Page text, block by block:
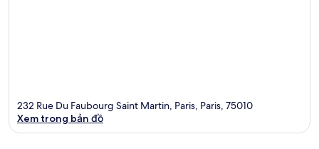
232 Rue Du Faubourg Saint Martin, Paris, Paris, 75010
Xem trong bản đồ